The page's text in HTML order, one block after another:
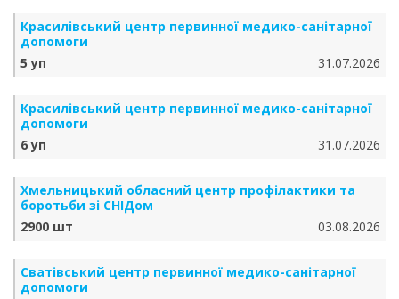
Красилівський центр первинної медико-санітарної
допомоги
5 уп
31.07.2026
Красилівський центр первинної медико-санітарної
допомоги
6 уп
31.07.2026
Хмельницький обласний центр профілактики та
боротьби зі СНІДом
2900 шт
03.08.2026
Сватівський центр первинної медико-санітарної
допомоги